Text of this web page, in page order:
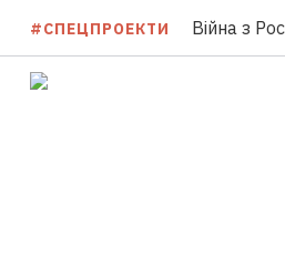
#СПЕЦПРОЕКТИ Війна з